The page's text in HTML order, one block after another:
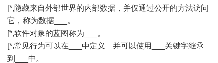
[*,隐藏来自外部世界的内部数据，并仅通过公开的方法访问
它，称为数据___。
[*,软件对象的蓝图称为___。
[*,常见行为可以在___中定义，并可以使用___关键字继承
到___中。